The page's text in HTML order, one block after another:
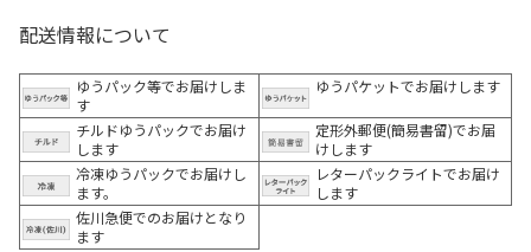
配送情報について
ゆうパック等でお届けしま
す
ゆうパケットでお届けします
チルドゆうパックでお届け
します
定形外郵便(簡易書留)でお届
けします
冷凍ゆうパックでお届けし
ます。
レターパックライトでお届け
します
佐川急便でのお届けとなり
ます